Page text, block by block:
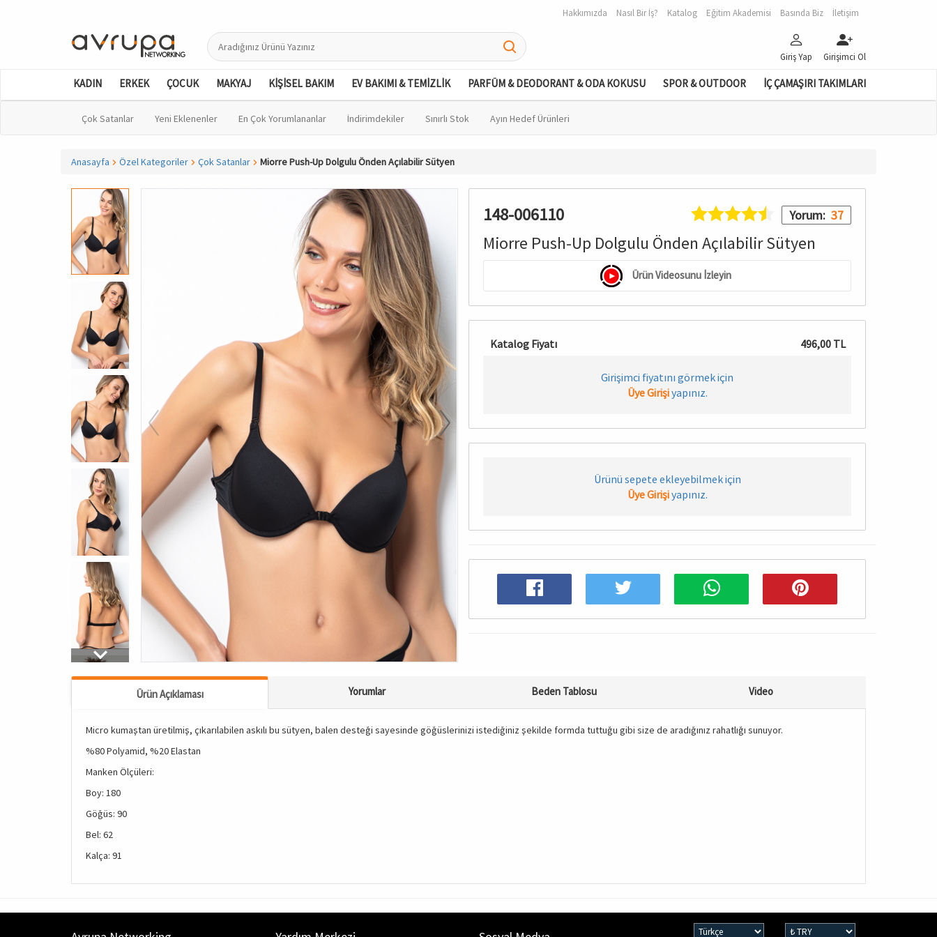
Hakkımızda Nasıl Bir İş? Katalog Eğitim Akademisi Basında Biz İletişim
Giriş Yap Girişimci Ol
KADIN ERKEK ÇOCUK MAKYAJ KİŞİSEL BAKIM EV BAKIMI & TEMİZLİK PARFÜM & DEODORANT & ODA KOKUSU SPOR & OUTDOOR İÇ ÇAMAŞIRI TAKIMLARI
Çok Satanlar Yeni Eklenenler En Çok Yorumlananlar İndirimdekiler Sınırlı Stok Ayın Hedef Ürünleri
Anasayfa Özel Kategoriler Çok Satanlar Miorre Push-Up Dolgulu Önden Açılabilir Sütyen
148-006110 Yorum: 37
Miorre Push-Up Dolgulu Önden Açılabilir Sütyen
Ürün Videosunu İzleyin
Katalog Fiyatı 496,00 TL
Girişimci fiyatını görmek için
Üye Girişiyapınız.
Ürünü sepete ekleyebilmek için
Üye Girişiyapınız.
Ürün Açıklaması Yorumlar Beden Tablosu Video
Micro kumaştan üretilmiş, çıkarılabilen askılı bu sütyen, balen desteği sayesinde göğüslerinizi istediğiniz şekilde formda tuttuğu gibi size de aradığınız rahatlığı sunuyor.
%80 Polyamid, %20 Elastan
Manken Ölçüleri:
Boy: 180
Göğüs: 90
Bel: 62
Kalça: 91